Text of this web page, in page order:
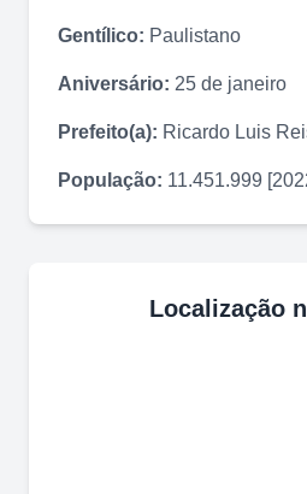
Gentílico: Paulistano
Aniversário: 25 de janeiro
Prefeito(a): Ricardo Luis
População: 11.451.999
Localização